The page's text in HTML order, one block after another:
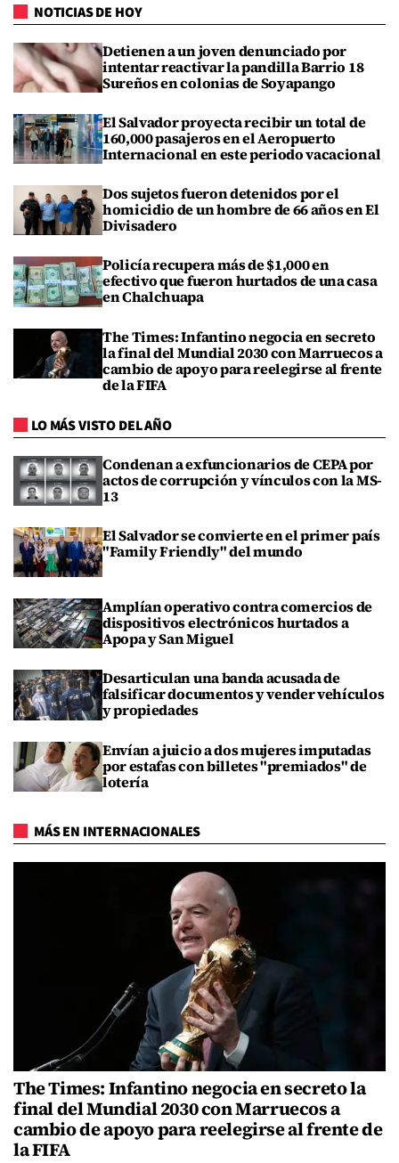
NOTICIAS DE HOY
Detienen a un joven denunciado por
intentar reactivar la pandilla Barrio 18
Sureños en colonias de Soyapango
El Salvador proyecta recibir un total de
160,000 pasajeros en el Aeropuerto
Internacional en este periodo vacacional
Dos sujetos fueron detenidos por el
homicidio de un hombre de 66 años en El
Divisadero
Policía recupera más de $1,000 en
efectivo que fueron hurtados de una casa
en Chalchuapa
The Times: Infantino negocia en secreto
la final del Mundial 2030 con Marruecos a
cambio de apoyo para reelegirse al frente
de la FIFA
LO MÁS VISTO DEL AÑO
Condenan a exfuncionarios de CEPA por
actos de corrupción y vínculos con la MS-
13
El Salvador se convierte en el primer país
"Family Friendly" del mundo
Amplían operativo contra comercios de
dispositivos electrónicos hurtados a
Apopa y San Miguel
Desarticulan una banda acusada de
falsificar documentos y vender vehículos
y propiedades
Envían a juicio a dos mujeres imputadas
por estafas con billetes "premiados" de
lotería
MÁS EN INTERNACIONALES
The Times: Infantino negocia en secreto la
final del Mundial 2030 con Marruecos a
cambio de apoyo para reelegirse al frente de
la FIFA